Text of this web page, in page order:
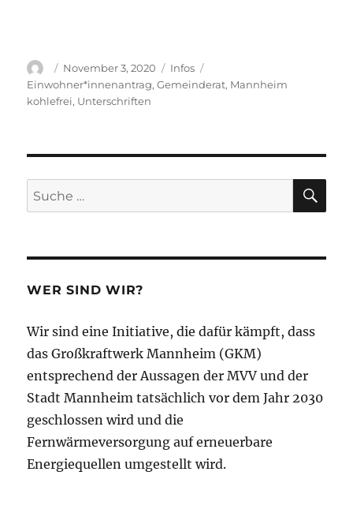
Autor
Veröffentlicht
am
November 3, 2020 Kategorien
Infos
Einwohner*innenantrag,Gemeinderat, Mannheim
kohlefrei, Unterschriften
Suche
nach:
WER SIND WIR?
Wir sind eine Initiative, die dafür kämpft, dass
das Großkraftwerk Mannheim (GKM)
entsprechend der Aussagen der MVV und der
Stadt Mannheim tatsächlich vor dem Jahr 2030
geschlossen wird und die
Fernwärmeversorgung auf erneuerbare
Energiequellen umgestellt wird.